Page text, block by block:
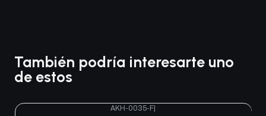
También podría interesarte uno
de estos
AKH-0035-F